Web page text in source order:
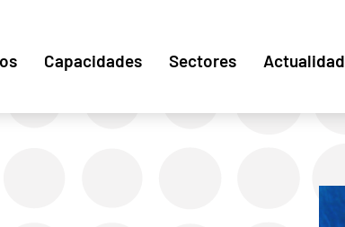
Capacidades Sectores Actualidad